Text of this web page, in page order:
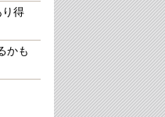
り得
かも